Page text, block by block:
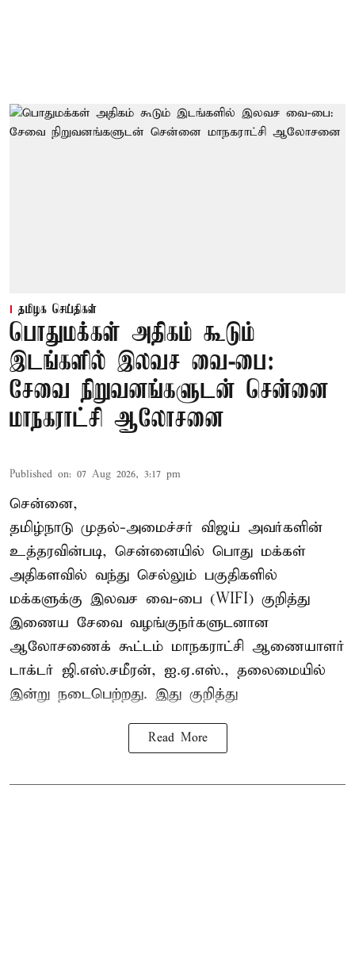
தமிழக செய்திகள்
பொதுமக்கள் அதிகம் கூடும்
இடங்களில் இலவச வை-பை:
சேவை நிறுவனங்களுடன் சென்னை
மாநகராட்சி ஆலோசனை
Published on: 07 Aug 2026, 3:17 pm
சென்னை,
தமிழ்நாடு முதல்-அமைச்சர் விஜய் அவர்களின்
உத்தரவின்படி, சென்னையில் பொது மக்கள்
அதிகளவில் வந்து செல்லும் பகுதிகளில்
மக்களுக்கு இலவச வை-பை (WIFI) குறித்து
இணைய சேவை வழங்குநர்களுடனான
ஆலோசணைக் கூட்டம் மாநகராட்சி ஆணையாளர்
டாக்டர் ஜி.எஸ்.சமீரன், ஐ.ஏ.எஸ்., தலைமையில்
இன்று நடைபெற்றது. இது குறித்து
Read More